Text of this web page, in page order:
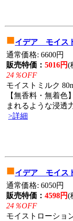
■イデア モイス
通常価格: 6600円
販売特価： 5016円(
24％OFF
モイストミルク
【無香料・無着色
まれるような浸透
>詳細
■イデア モイス
通常価格: 6050円
販売特価： 4598円(
24％OFF
モイストローショ